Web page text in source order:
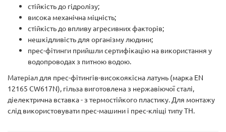
стійкість до гідролізу;
висока механічна міцність;
стійкість до впливу агресивних факторів;
нешкідливість для організму людини;
прес-фітинги прийшли сертифікацію на використання у
водопроводах з питною водою.
Матеріал для прес-фітингів-високоякісна латунь (марка EN
12165 CW617N), гільза виготовлена з нержавіючої сталі,
діелектрична вставка - з термостійкого пластику. Для монтажу
слід використовувати прес-машини і прес-кліщі типу ТН.